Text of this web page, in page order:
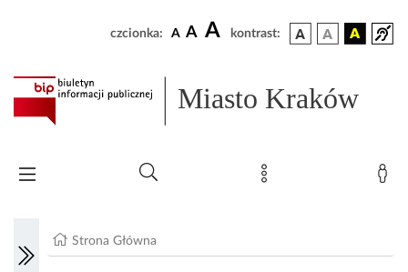
czcionka: A A A kontrast:
Miasto Kraków
Strona Główna